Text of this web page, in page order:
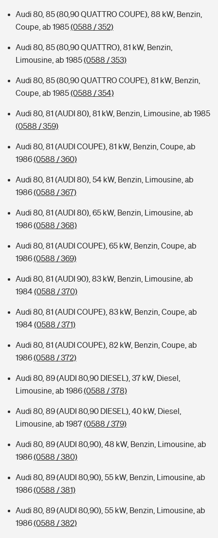
Audi 80, 85 (80,90 QUATTRO COUPE), 88 kW, Benzin,
Coupe, ab 1985(0588 / 352)
Audi 80, 85 (80,90 QUATTRO), 81 kW, Benzin,
Limousine, ab 1985(0588 / 353)
Audi 80, 85 (80,90 QUATTRO COUPE), 81 kW, Benzin,
Coupe, ab 1985(0588 / 354)
Audi 80, 81 (AUDI 80), 81 kW, Benzin, Limousine, ab 1985
(0588 / 359)
Audi 80, 81 (AUDI COUPE), 81 kW, Benzin, Coupe, ab
1986(0588 / 360)
Audi 80, 81 (AUDI 80), 54 kW, Benzin, Limousine, ab
1986(0588 / 367)
Audi 80, 81 (AUDI 80), 65 kW, Benzin, Limousine, ab
1986(0588 / 368)
Audi 80, 81 (AUDI COUPE), 65 kW, Benzin, Coupe, ab
1986(0588 / 369)
Audi 80, 81 (AUDI 90), 83 kW, Benzin, Limousine, ab
1984(0588 / 370)
Audi 80, 81 (AUDI COUPE), 83 kW, Benzin, Coupe, ab
1984(0588 / 371)
Audi 80, 81 (AUDI COUPE), 82 kW, Benzin, Coupe, ab
1986(0588 / 372)
Audi 80, 89 (AUDI 80,90 DIESEL), 37 kW, Diesel,
Limousine, ab 1986(0588 / 378)
Audi 80, 89 (AUDI 80,90 DIESEL), 40 kW, Diesel,
Limousine, ab 1987(0588 / 379)
Audi 80, 89 (AUDI 80,90), 48 kW, Benzin, Limousine, ab
1986(0588 / 380)
Audi 80, 89 (AUDI 80,90), 55 kW, Benzin, Limousine, ab
1986(0588 / 381)
Audi 80, 89 (AUDI 80,90), 55 kW, Benzin, Limousine, ab
1986(0588 / 382)